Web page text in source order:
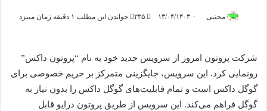
مجتبی ۱۳/۰۴/۱۴۰۳ خواندن این مطلب ۱ دقیقه زمان میبرد
شرکت پروتون امروز از سرویس جدید خود به نام “پروتون داکس”
رونمایی کرد. این سرویس، جایگزینی متمرکز بر حریم خصوصی برای
گوگل داکس است و تمام قابلیت‌های گوگل داکس را بدون نیاز به
گوگل فراهم می‌کند. این سرویس از طریق پروتون درایو قابل